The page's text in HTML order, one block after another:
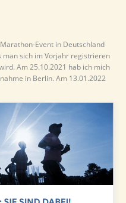
Event in Deutschland
sich im Vorjahr registrieren
Am 25.10.2021 hab ich mich
in Berlin. Am 13.01.2022